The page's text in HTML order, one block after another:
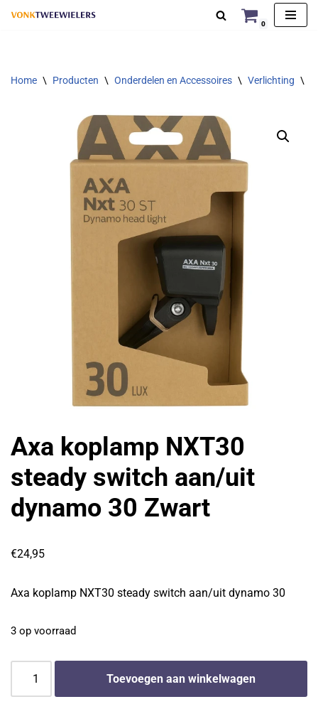
de
0
Home \ Producten \ Onderdelen en Accessoires \ Verlichting \
Axa koplamp NXT30
steady switch aan/uit
dynamo 30 Zwart
€24,95
Axa koplamp NXT30 steady switch aan/uit dynamo 30
3 op voorraad
Toevoegen aan winkelwagen